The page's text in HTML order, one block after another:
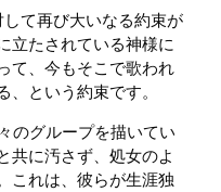
て再び大いなる約束が
立たされている神様に
て、今もそこで歌われ
という約束です。
のグループを描いてい
共に汚さず、処女のよ
これは、彼らが生涯独